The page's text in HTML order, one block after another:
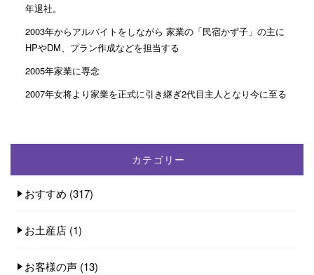
年退社。
2003年からアルバイトをしながら 家業の「民宿かず子」の主に
HPやDM、プラン作成などを担当する
2005年家業に専念
2007年女将より家業を正式に引き継ぎ2代目主人となり今に至る
カテゴリー
おすすめ (317)
お土産店 (1)
お客様の声 (13)